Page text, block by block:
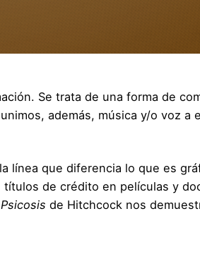
Se trata de una forma de
además, música y/o voz a
línea que diferencia lo que es
de crédito en películas y
Psicosis de Hitchcock nos